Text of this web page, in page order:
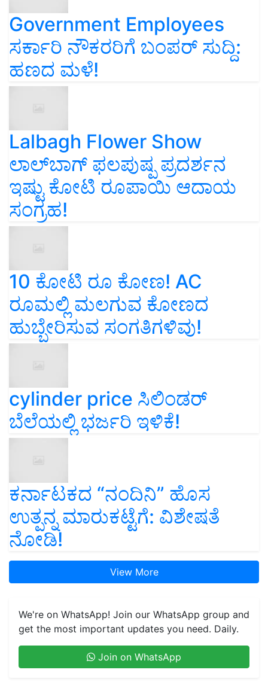
Government Employees
ಸರ್ಕಾರಿ ನೌಕರರಿಗೆ ಬಂಪರ್‌ ಸುದ್ದಿ:
ಹಣದ ಮಳೆ!
Lalbagh Flower Show
ಲಾಲ್‌ಬಾಗ್ ಫಲಪುಷ್ಪ ಪ್ರದರ್ಶನ
ಇಷ್ಟು ಕೋಟಿ ರೂಪಾಯಿ ಆದಾಯ
ಸಂಗ್ರಹ!
10 ಕೋಟಿ ರೂ ಕೋಣ! AC
ರೂಮಲ್ಲಿ ಮಲಗುವ ಕೋಣದ
ಹುಬ್ಬೇರಿಸುವ ಸಂಗತಿಗಳಿವು!
cylinder price ಸಿಲಿಂಡರ್‌
ಬೆಲೆಯಲ್ಲಿ ಭರ್ಜರಿ ಇಳಿಕೆ!
ಕರ್ನಾಟಕದ “ನಂದಿನಿ” ಹೊಸ
ಉತ್ಪನ್ನ ಮಾರುಕಟ್ಟೆಗೆ: ವಿಶೇಷತೆ
ನೋಡಿ!
View More
We're on WhatsApp! Join our WhatsApp group and
get the most important updates you need. Daily.
Join on WhatsApp